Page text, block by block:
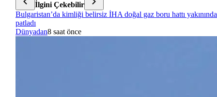
İlgini Çekebilir
Bulgaristan’da kimliği belirsiz İHA doğal gaz boru hattı yakınında
patladı
Dünyadan8 saat önce